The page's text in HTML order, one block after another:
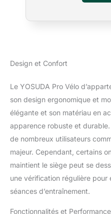
personnes souffrant
pour regarder la
Réglage rapide et
position du siège et
pendant l'exercice.
entraînement, pas
Juste un coup de
outre, le siège et le
continu garantissent
les jambes et une
les utilisateurs jusqu'à
complet du corps :
groupes musculaires
Design et Confort
Le YOSUDA Pro Vélo
son design ergonomique et
élégante et son matériau en
apparence robuste et
de nombreux utilisateurs
majeur. Cependant, certains
maintient le siège peut se
une vérification régulière
séances d’entraînement.
Fonctionnalités et Performance